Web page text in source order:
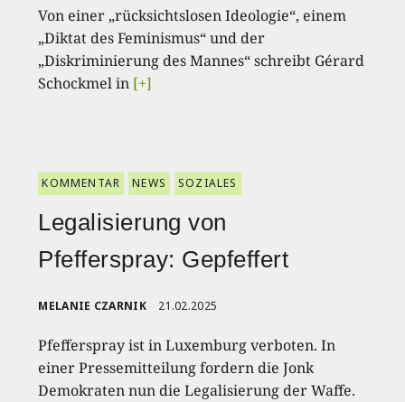
Von einer „rücksichtslosen Ideologie“, einem
„Diktat des Feminismus“ und der
„Diskriminierung des Mannes“ schreibt Gérard
Schockmel in [+]
KOMMENTAR NEWS SOZIALES
Legalisierung von
Pfefferspray: Gepfeffert
MELANIE CZARNIK 21.02.2025
Pfefferspray ist in Luxemburg verboten. In
einer Pressemitteilung fordern die Jonk
Demokraten nun die Legalisierung der Waffe.